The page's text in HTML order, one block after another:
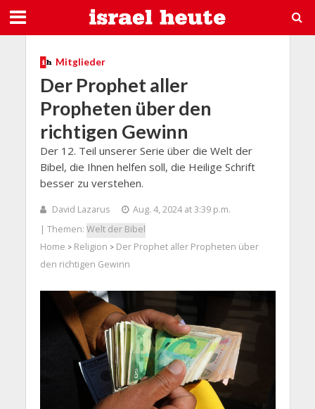
Mitglieder
Der Prophet aller
Propheten über den
richtigen Gewinn
Der 12. Teil unserer Serie über die Welt der
Bibel, die Ihnen helfen soll, die Heilige Schrift
besser zu verstehen.
David Lazarus
Aug. 4, 2024 at 3:39 p.m.
| Themen: Welt der Bibel
Home > Religion > Der Prophet aller Propheten über
den richtigen Gewinn